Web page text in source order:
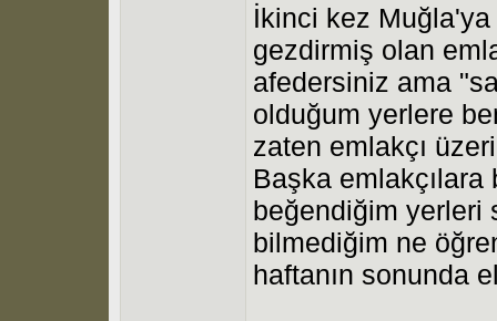
İkinci kez
gezdirmiş olan
afedersiniz ama
olduğum yerlere
zaten emlakçı
Başka emlakçılara
beğendiğim yerleri
bilmediğim ne
haftanın sonunda